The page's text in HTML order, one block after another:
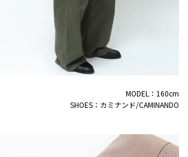
MODEL：160cm
SHOES：カミナンド/CAMINANDO